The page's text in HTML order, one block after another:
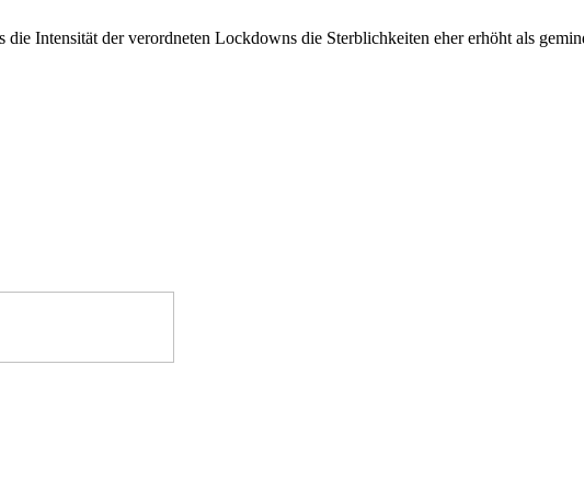
die Intensität der verordneten Lockdowns die Sterblichkeiten eher erhöht als